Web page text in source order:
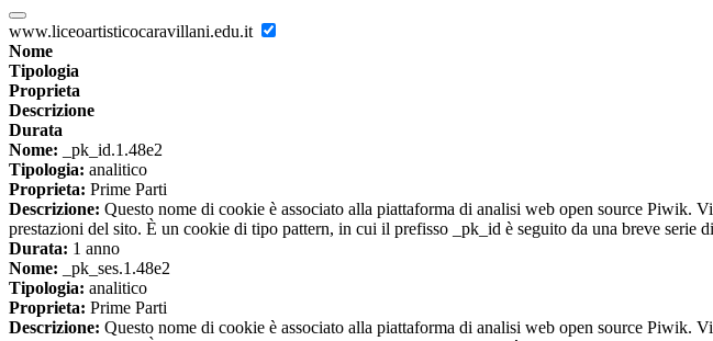
www.liceoartisticocaravillani.edu.it
Nome
Tipologia
Proprieta
Descrizione
Durata
Nome: _pk_id.1.48e2
Tipologia: analitico
Proprieta: Prime Parti
Descrizione: Questo nome di cookie è associato alla piattaforma di analisi web open source Piwik.
prestazioni del sito. È un cookie di tipo pattern, in cui il prefisso _pk_id è seguito da una breve
Durata: 1 anno
Nome: _pk_ses.1.48e2
Tipologia: analitico
Proprieta: Prime Parti
Descrizione: Questo nome di cookie è associato alla piattaforma di analisi web open source Piwik.